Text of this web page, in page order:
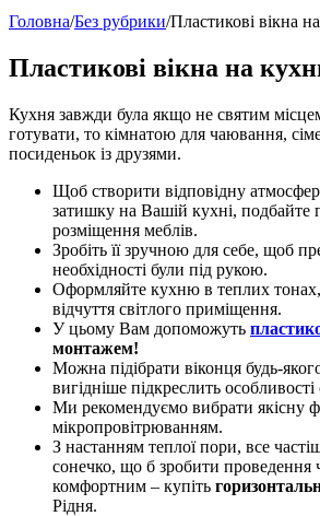
Головна/Без рубрики/Пластикові вікна
Пластикові вікна на
Кухня завжди була якщо не святим
готувати, то кімнатою для чаювання,
посиденьок із друзями.
Щоб створити відповідну
затишку на Вашій кухні, подбайте
розміщення меблів.
Зробіть її зручною для себе, щоб
необхідності були під рукою.
Оформляйте кухню в теплих
відчуття світлого приміщення.
У цьому Вам допоможуть
монтажем!
Можна підібрати віконця будь-
вигідніше підкреслить
Ми рекомендуємо вибрати якісну
мікропровітрюванням.
З настанням теплої пори, все
сонечко, що б зробити проведення
комфортним – купіть
Рідня.